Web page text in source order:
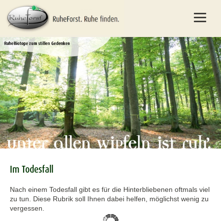
Im Todesfall
Nach einem Todesfall gibt es für die Hinterbliebenen oftmals viel
zu tun. Diese Rubrik soll Ihnen dabei helfen, möglichst wenig zu
vergessen.